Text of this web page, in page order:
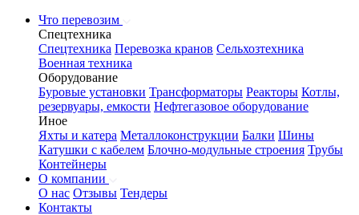
Что перевозим
Спецтехника
Спецтехника Перевозка кранов Сельхозтехника
Военная техника
Оборудование
Буровые установки Трансформаторы Реакторы Котлы,
резервуары, емкости Нефтегазовое оборудование
Иное
Яхты и катера Металлоконструкции Балки Шины
Катушки с кабелем Блочно-модульные строения Трубы
Контейнеры
О компании
О нас Отзывы Тендеры
Контакты